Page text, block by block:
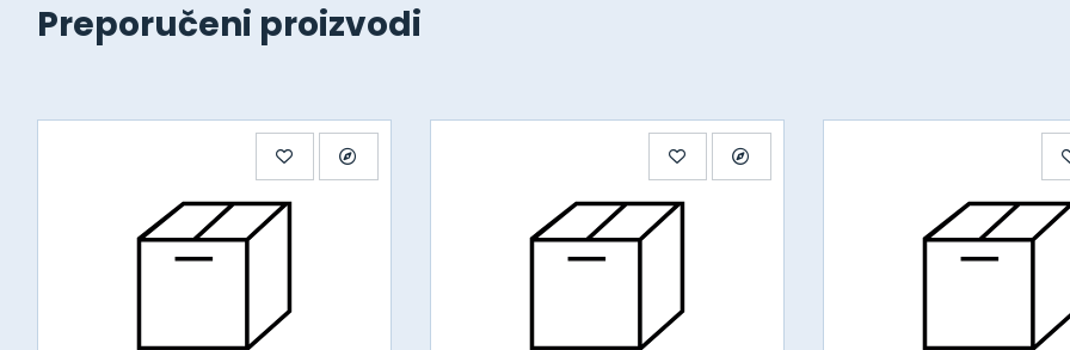
Preporučeni proizvodi